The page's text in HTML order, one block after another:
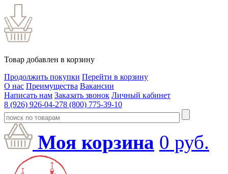
Товар добавлен в корзину
Продолжить покупки Перейти в корзину
О нас Преимущества Вакансии
Написать нам Заказать звонок Личный кабинет
8 (926) 926-04-278 (800) 775-39-10
Моя корзина 0 руб.